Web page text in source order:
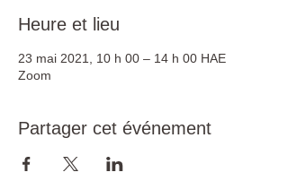
Heure et lieu
23 mai 2021, 10 h 00 – 14 h 00 HAE
Zoom
Partager cet événement